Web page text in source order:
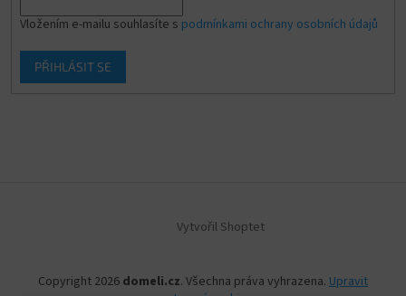
Vložením e-mailu souhlasíte s podmínkami ochrany osobních údajů
PŘIHLÁSIT SE
Vytvořil Shoptet
Copyright 2026 domeli.cz. Všechna práva vyhrazena. Upravit